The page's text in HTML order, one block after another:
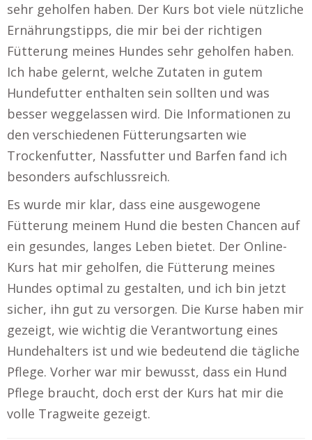
sehr geholfen haben. Der Kurs bot viele nützliche
Ernährungstipps, die mir bei der richtigen
Fütterung meines Hundes sehr geholfen haben.
Ich habe gelernt, welche Zutaten in gutem
Hundefutter enthalten sein sollten und was
besser weggelassen wird. Die Informationen zu
den verschiedenen Fütterungsarten wie
Trockenfutter, Nassfutter und Barfen fand ich
besonders aufschlussreich.
Es wurde mir klar, dass eine ausgewogene
Fütterung meinem Hund die besten Chancen auf
ein gesundes, langes Leben bietet. Der Online-
Kurs hat mir geholfen, die Fütterung meines
Hundes optimal zu gestalten, und ich bin jetzt
sicher, ihn gut zu versorgen. Die Kurse haben mir
gezeigt, wie wichtig die Verantwortung eines
Hundehalters ist und wie bedeutend die tägliche
Pflege. Vorher war mir bewusst, dass ein Hund
Pflege braucht, doch erst der Kurs hat mir die
volle Tragweite gezeigt.